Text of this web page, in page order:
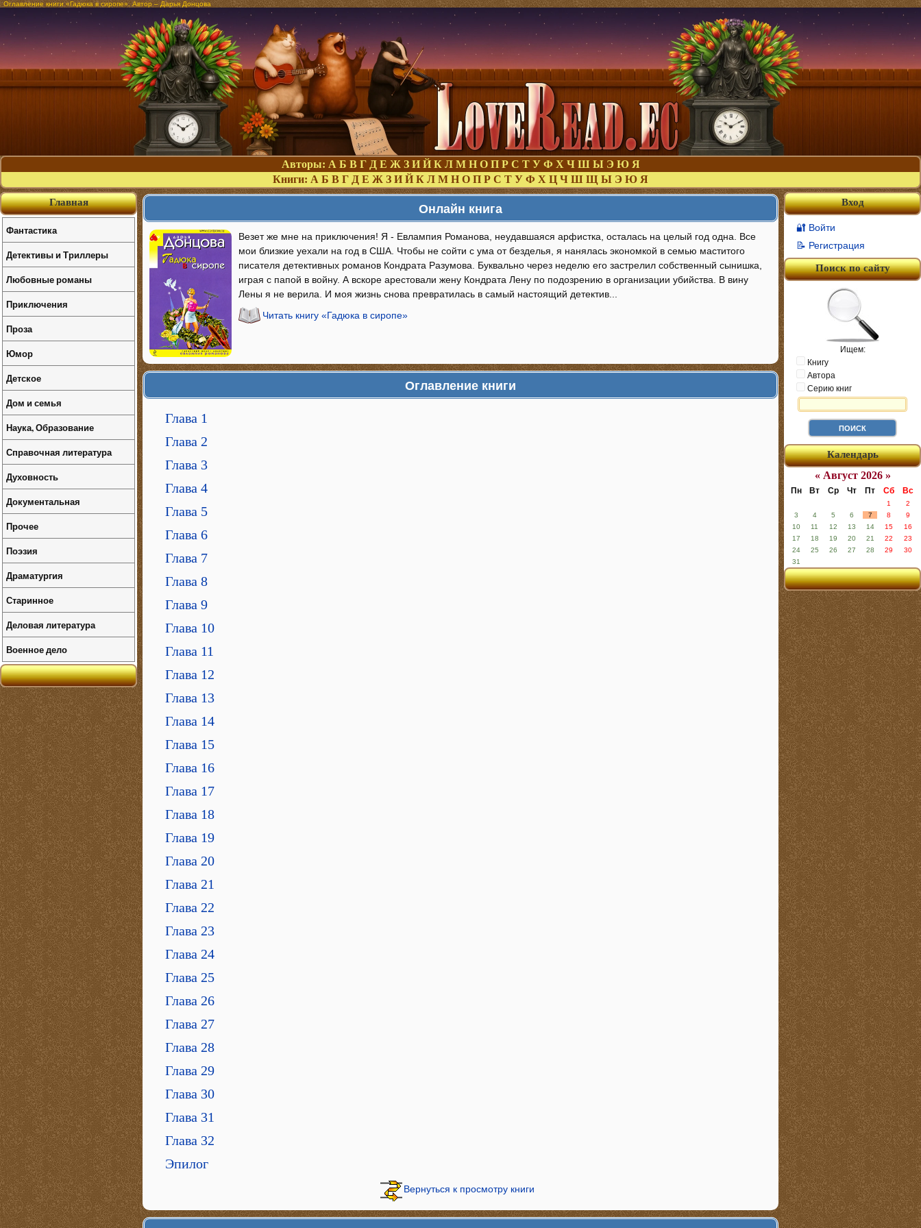
Оглавление книги «Гадюка в сиропе». Автор – Дарья Донцова
Авторы: А Б В Г Д Е Ж З И Й К Л М Н О П Р С Т У Ф Х Ч Ш Ы Э Ю Я
Книги: А Б В Г Д Е Ж З И Й К Л М Н О П Р С Т У Ф Х Ц Ч Ш Щ Ы Э Ю Я
Онлайн книга
Везет же мне на приключения! Я - Евлампия Романова, неудавшаяся арфистка, осталась на целый год одна. Все
мои близкие уехали на год в США. Чтобы не сойти с ума от безделья, я нанялась экономкой в семью маститого
писателя детективных романов Кондрата Разумова. Буквально через неделю его застрелил собственный сынишка,
играя с папой в войну. А вскоре арестовали жену Кондрата Лену по подозрению в организации убийства. В вину
Лены я не верила. И моя жизнь снова превратилась в самый настоящий детектив...
Читать книгу «Гадюка в сиропе»
Оглавление книги
Глава 1
Глава 2
Глава 3
Глава 4
Глава 5
Глава 6
Глава 7
Глава 8
Глава 9
Глава 10
Глава 11
Глава 12
Глава 13
Глава 14
Глава 15
Глава 16
Глава 17
Глава 18
Глава 19
Глава 20
Глава 21
Глава 22
Глава 23
Глава 24
Глава 25
Глава 26
Глава 27
Глава 28
Глава 29
Глава 30
Глава 31
Глава 32
Эпилог
Вернуться к просмотру книги
Вход
🔐 Войти
📝 Регистрация
Поиск по сайту
Ищем:
Книгу
Автора
Серию книг
Календарь
« Август 2026 »
Пн Вт Ср Чт Пт Сб Вс
1
2
3
4 5 6 7 8
9
10
11 12 13 14 15
16
17
18 19 20 21 22
23
24
25 26 27 28 29
30
31
Главная
Фантастика
Детективы и Триллеры
Любовные романы
Приключения
Проза
Юмор
Детское
Дом и семья
Наука, Образование
Справочная литература
Духовность
Документальная
Прочее
Поэзия
Драматургия
Старинное
Деловая литература
Военное дело